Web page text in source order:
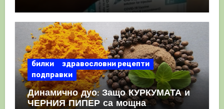
като призна, че те причиняват
КРЪВНИ съсиреци
билки
здравословни рецепти
подправки
Динамично дуо: Защо КУРКУМАТА и
ЧЕРНИЯ ПИПЕР са мощна